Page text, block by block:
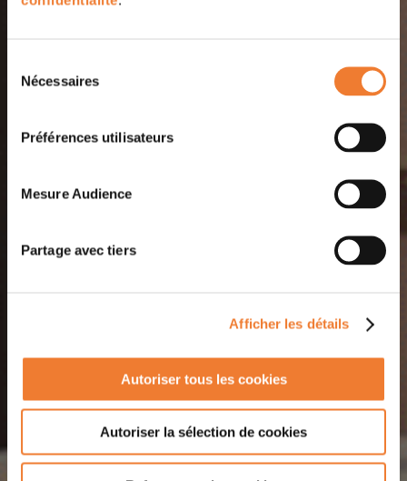
Nécessaires
Préférences utilisateurs
Mesure Audience
Partage avec tiers
Afficher les détails
Autoriser tous les cookies
Autoriser la sélection de cookies